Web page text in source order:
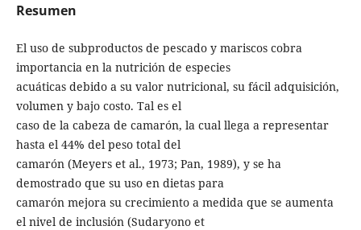
Resumen
El uso de subproductos de pescado y mariscos cobra
importancia en la nutrición de especies
acuáticas debido a su valor nutricional, su fácil adquisición,
volumen y bajo costo. Tal es el
caso de la cabeza de camarón, la cual llega a representar
hasta el 44% del peso total del
camarón (Meyers et al., 1973; Pan, 1989), y se ha
demostrado que su uso en dietas para
camarón mejora su crecimiento a medida que se aumenta
el nivel de inclusión (Sudaryono et